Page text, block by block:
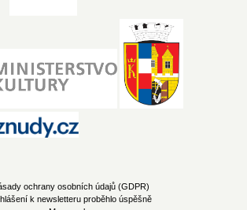
ochrany osobních údajů (GDPR)
k newsletteru proběhlo úspěšně